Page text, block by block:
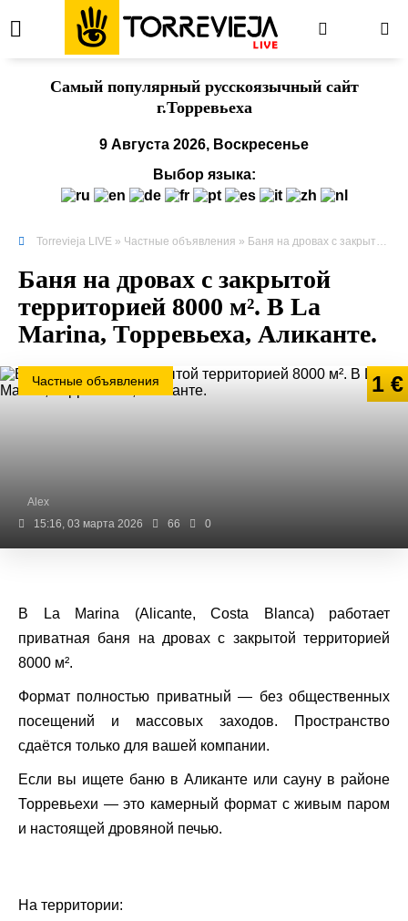
Cамый популярный русскоязычный сайт
г.Торревьеха
9 Августа 2026, Воскресенье
Выбор языка:
Torrevieja LIVE » Частные объявления » Баня на дровах с закрытой территорией 8000 м². В La Marina, Торревьеха, Аликанте.
Баня на дровах с закрытой
территорией 8000 м². В La
Marina, Торревьеха, Аликанте.
1 €
Частные объявления
Alex
15:16, 03 марта 2026
66 0
В La Marina (Alicante, Costa Blanca) работает
приватная баня на дровах с закрытой территорией
8000 м².
Формат полностью приватный — без общественных
посещений и массовых заходов. Пространство
сдаётся только для вашей компании.
Если вы ищете баню в Аликанте или сауну в районе
Торревьехи — это камерный формат с живым паром
и настоящей дровяной печью.
На территории: